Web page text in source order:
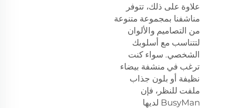
علاوة على ذلك، تتوفر
مناشفنا بمجموعة متنوعة
من التصاميم والألوان
لتتناسب مع أسلوبك
الشخصي. سواء كنت
ترغب في منشفة بيضاء
نظيفة أو بلون جذاب
ملفت للنظر، فإن
BusyMan لديها